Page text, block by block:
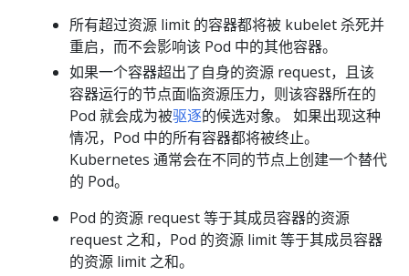
所有超过资源 limit 的容器都将被 kubelet 杀死并
重启，而不会影响该 Pod 中的其他容器。
如果一个容器超出了自身的资源 request，且该
容器运行的节点面临资源压力，则该容器所在的
Pod 就会成为被驱逐的候选对象。 如果出现这种
情况，Pod 中的所有容器都将被终止。
Kubernetes 通常会在不同的节点上创建一个替代
的 Pod。
Pod 的资源 request 等于其成员容器的资源
request 之和，Pod 的资源 limit 等于其成员容器
的资源 limit 之和。